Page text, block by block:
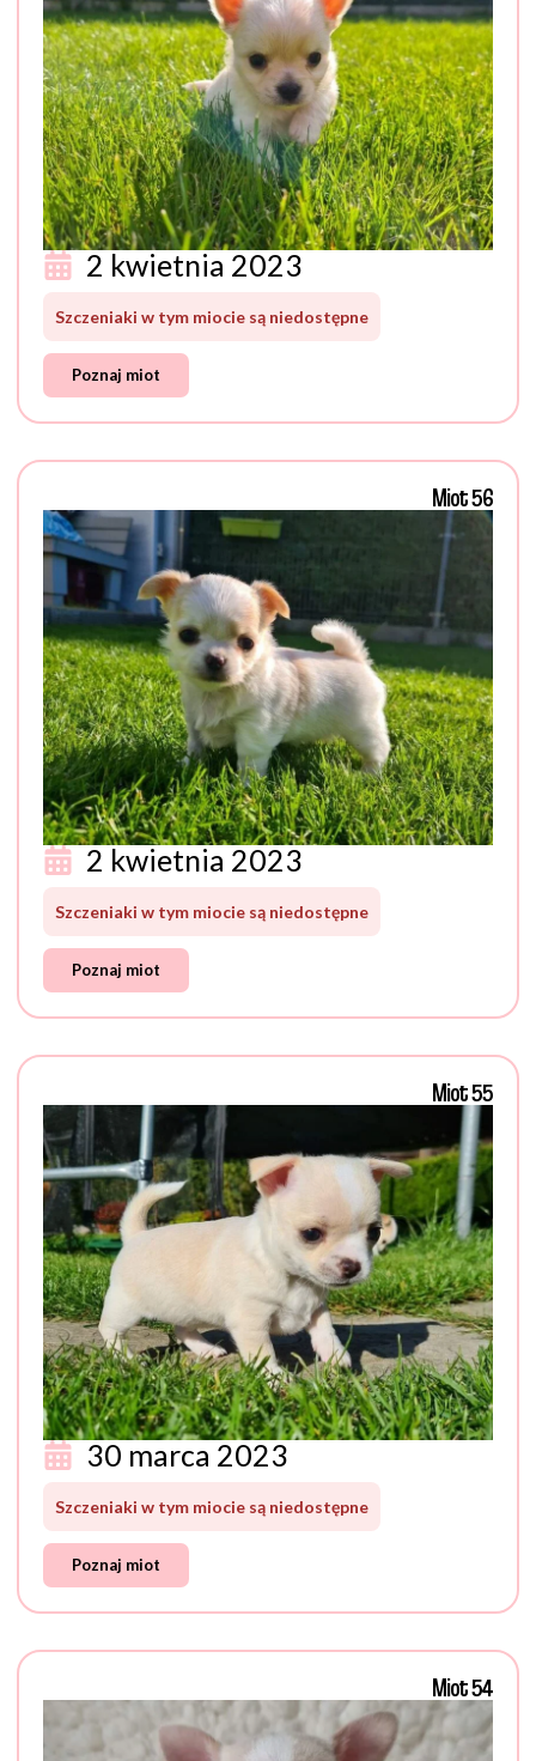
2 kwietnia 2023
Szczeniaki w tym miocie są niedostępne
Poznaj miot
Miot 56
2 kwietnia 2023
Szczeniaki w tym miocie są niedostępne
Poznaj miot
Miot 55
30 marca 2023
Szczeniaki w tym miocie są niedostępne
Poznaj miot
Miot 54